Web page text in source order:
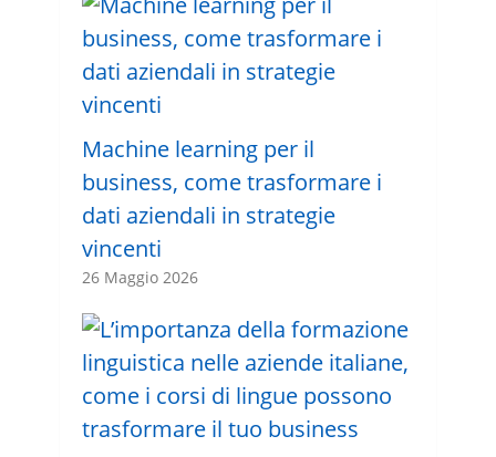
Machine learning per il
business, come trasformare i
dati aziendali in strategie
vincenti
26 Maggio 2026